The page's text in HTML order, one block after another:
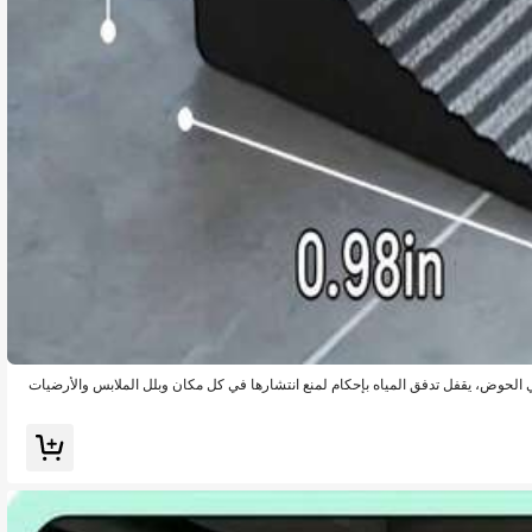
الحوض، يقفل تدفق المياه بإحكام لمنع انتشارها في كل مكان وبلل الملابس والأرضيات
هذا يساعد على القضاء على المشاكل مثل تلون الفراغات وتعفن وتحلل الخزائن والنمو